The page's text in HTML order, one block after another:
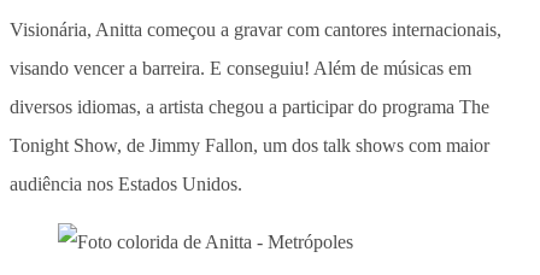
Visionária, Anitta começou a gravar com cantores internacionais,
visando vencer a barreira. E conseguiu! Além de músicas em
diversos idiomas, a artista chegou a participar do programa The
Tonight Show, de Jimmy Fallon, um dos talk shows com maior
audiência nos Estados Unidos.